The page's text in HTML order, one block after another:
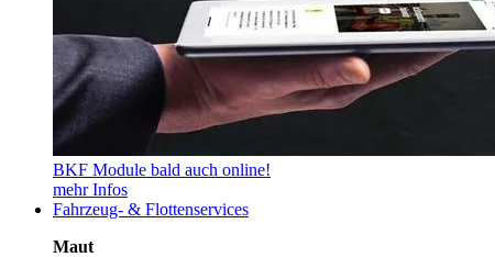
BKF Module bald auch online!
mehr Infos
Fahrzeug- & Flottenservices
Maut